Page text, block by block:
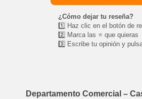
¿Cómo dejar tu reseña?
1️⃣ Haz clic en el botón de
2️⃣ Marca las ⭐ que quieras
3️⃣ Escribe tu opinión y
Departamento Comercial –